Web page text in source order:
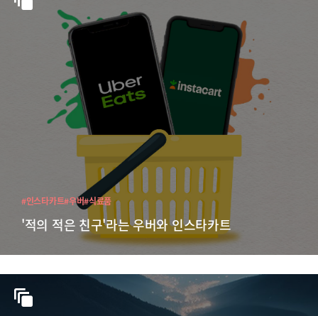
'적의 적은 친구'라는 우버와 인스타카트
#인스타카트#우버#식료품